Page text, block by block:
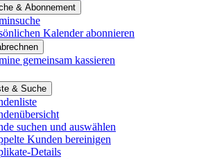
& Abonnement
Kalender abonnieren
gemeinsam kassieren
& Suche
suchen und auswählen
Kunden bereinigen
Details